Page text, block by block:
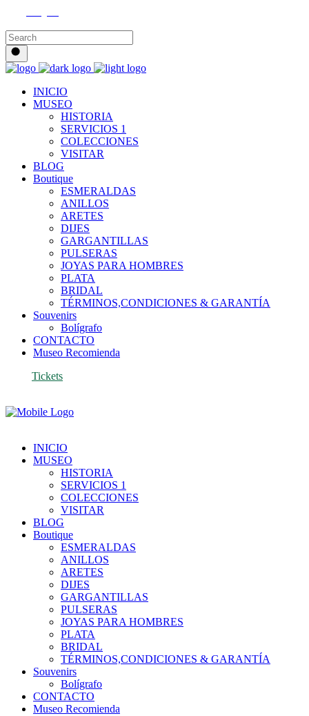
INICIO
MUSEO
HISTORIA
SERVICIOS 1
COLECCIONES
VISITAR
BLOG
Boutique
ESMERALDAS
ANILLOS
ARETES
DIJES
GARGANTILLAS
PULSERAS
JOYAS PARA HOMBRES
PLATA
BRIDAL
TÉRMINOS,CONDICIONES & GARANTÍA
Souvenirs
Bolígrafo
CONTACTO
Museo Recomienda
Tickets
INICIO
MUSEO
HISTORIA
SERVICIOS 1
COLECCIONES
VISITAR
BLOG
Boutique
ESMERALDAS
ANILLOS
ARETES
DIJES
GARGANTILLAS
PULSERAS
JOYAS PARA HOMBRES
PLATA
BRIDAL
TÉRMINOS,CONDICIONES & GARANTÍA
Souvenirs
Bolígrafo
CONTACTO
Museo Recomienda